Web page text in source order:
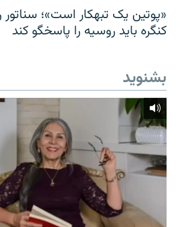
«پوتین یک تبهکار است»؛
کنگره باید روسیه را پاسخگو کند
بشنوید